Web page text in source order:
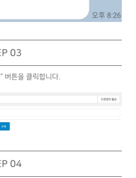
03
버튼을 클릭합니다.​
04